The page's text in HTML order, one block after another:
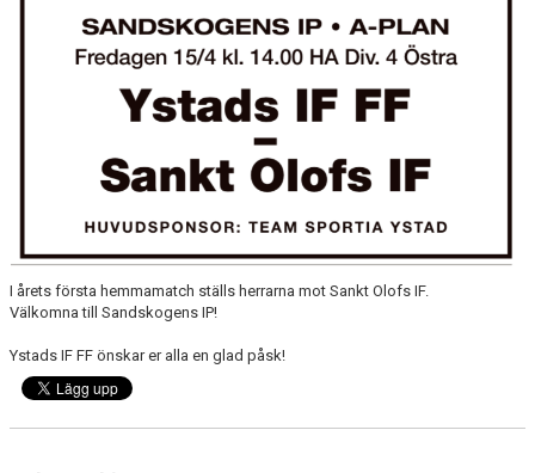
BILDGALLERI
DOKUMENT
MFF SOMMARFOTBOLL
FÖRSÄKRING - FOLKSAM
KLÄDPROFIL/YSTADS IF FOTBOLL
KIOSKVERKSAMHET PÅ SANDSKOGENS IP
I årets första hemmamatch ställs herrarna mot Sankt Olofs IF.
Välkomna till Sandskogens IP!
Ystads IF FF önskar er alla en glad påsk!